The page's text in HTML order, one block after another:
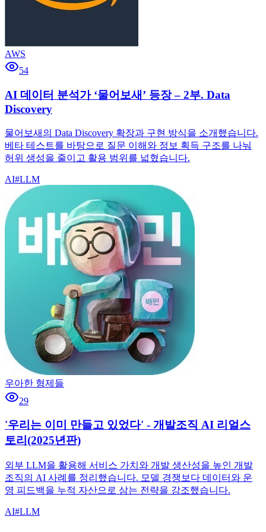
AWS
54
AI 데이터 분석가 ‘물어보새’ 등장 – 2부. Data
Discovery
물어보새의 Data Discovery 확장과 구현 방식을 소개했습니다.
베타 테스트를 바탕으로 질문 이해와 정보 획득 구조를 나눠
허위 생성을 줄이고 활용 범위를 넓혔습니다.
AI#LLM
우아한 형제들
29
'우리는 이미 만들고 있었다' - 개발조직 AI 리얼스
토리(2025년판)
외부 LLM을 활용해 서비스 가치와 개발 생산성을 높인 개발
조직의 AI 사례를 정리했습니다. 모델 경쟁보다 데이터와 운
영 피드백을 누적 자산으로 삼는 전략을 강조했습니다.
AI#LLM